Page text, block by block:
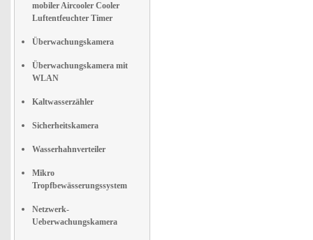
mobiler Aircooler Cooler
Luftentfeuchter Timer
Überwachungskamera
Überwachungskamera mit
WLAN
Kaltwasserzähler
Sicherheitskamera
Wasserhahnverteiler
Mikro
Tropfbewässerungssystem
Netzwerk-
Ueberwachungskamera